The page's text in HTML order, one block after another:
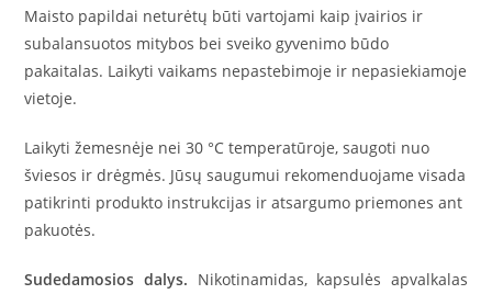
Maisto papildai neturėtų būti vartojami kaip įvairios ir
subalansuotos mitybos bei sveiko gyvenimo būdo
pakaitalas. Laikyti vaikams nepastebimoje ir nepasiekiamoje
vietoje.
Laikyti žemesnėje nei 30 °C temperatūroje, saugoti nuo
šviesos ir drėgmės. Jūsų saugumui rekomenduojame visada
patikrinti produkto instrukcijas ir atsargumo priemones ant
pakuotės.
Sudedamosios dalys. Nikotinamidas, kapsulės apvalkalas